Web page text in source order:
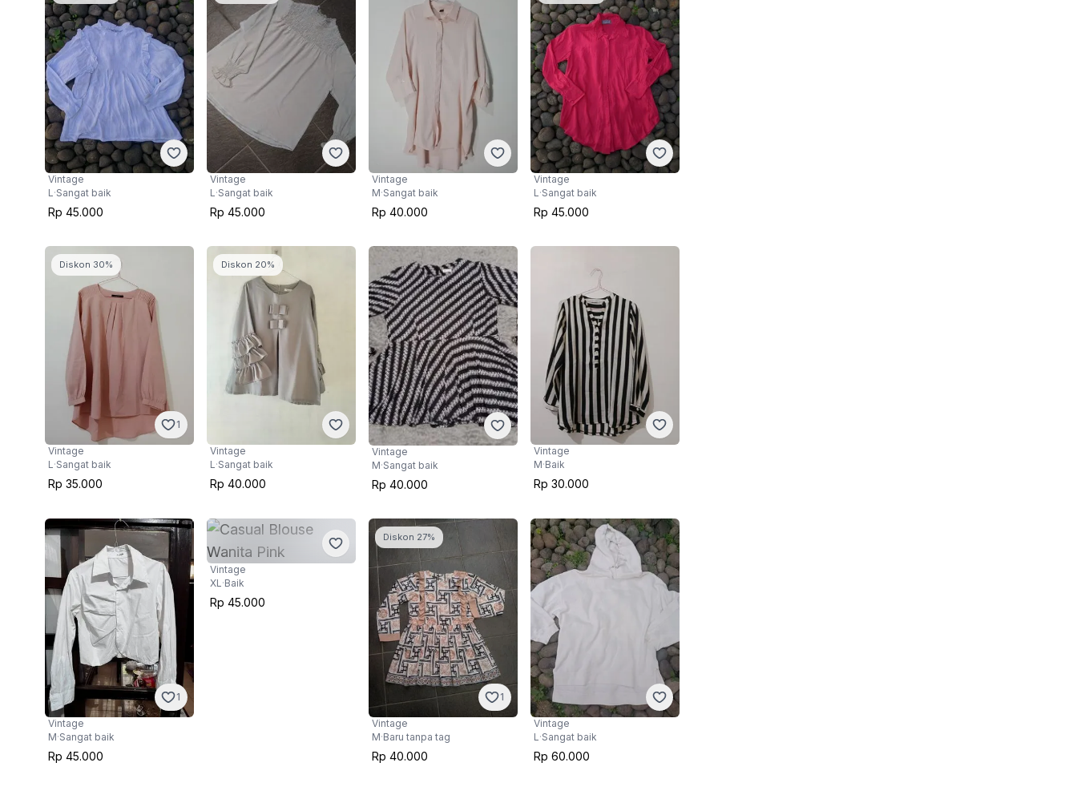
Vintage
L·Sangat baik
Rp 45.000
Vintage
L·Sangat baik
Rp 45.000
Vintage
M·Sangat baik
Rp 40.000
Vintage
L·Sangat baik
Rp 45.000
Diskon 30%
1
Vintage
L·Sangat baik
Rp 35.000
Diskon 20%
Vintage
L·Sangat baik
Rp 40.000
Vintage
M·Sangat baik
Rp 40.000
Vintage
M·Baik
Rp 30.000
1
Vintage
M·Sangat baik
Rp 45.000
Vintage
XL ·Baik
Rp 45.000
Diskon 27%
1
Vintage
M·Baru tanpa tag
Rp 40.000
Vintage
L ·Sangat baik
Rp 60.000